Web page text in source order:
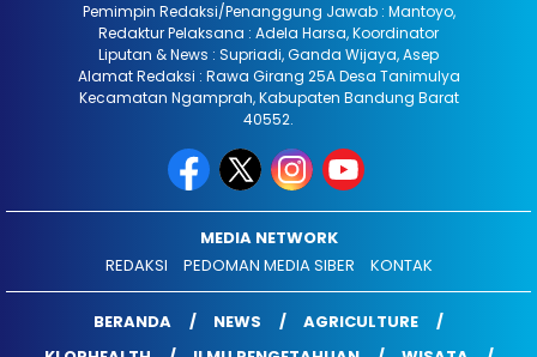
Pemimpin Redaksi/Penanggung Jawab : Mantoyo,
Redaktur Pelaksana : Adela Harsa, Koordinator
Liputan & News : Supriadi, Ganda Wijaya, Asep
Alamat Redaksi : Rawa Girang 25A Desa Tanimulya
Kecamatan Ngamprah, Kabupaten Bandung Barat
40552.
MEDIA NETWORK
REDAKSI
PEDOMAN MEDIA SIBER KONTAK
BERANDA NEWS
AGRICULTURE